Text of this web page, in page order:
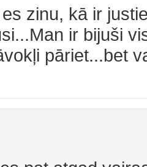
zinu, kā ir
ir bijuši
pāriet...bet